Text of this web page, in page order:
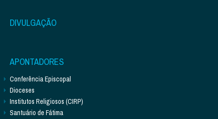
DIVULGAÇÃO
APONTADORES
Conferência Episcopal
Dioceses
Institutos Religiosos (CIRP)
Santuário de Fátima